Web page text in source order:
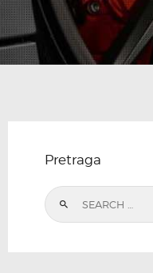
Pretraga
Search
for: